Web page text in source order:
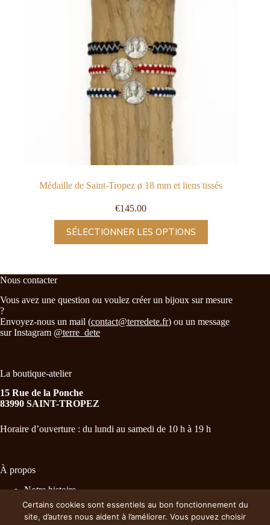
Médaille de Saint-Tropez ø 18 mm et liens tissés
€145.00
SÉLECTIONNER LES OPTIONS
Nous contacter
Vous avez une question ou voulez créer un bijoux sur mesure
?
Envoyez-nous un mail (contact@terredete.fr) ou un message
sur Instagram @terre_dete
La boutique-atelier
15 Rue de la Ponche
83990 SAINT-TROPEZ
Horaire d’ouverture : du lundi au samedi de 10 h à 19 h
À propos
Notre histoire
Nos essentiels
Distributeurs
CGV
Certains cookies sont essentiels au bon fonctionnement du
site, d’autres nous aident à l’améliorer. Vous pouvez choisir